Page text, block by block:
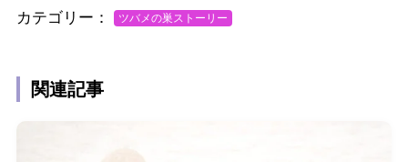
カテゴリー： ツバメの巣ストーリー
関連記事